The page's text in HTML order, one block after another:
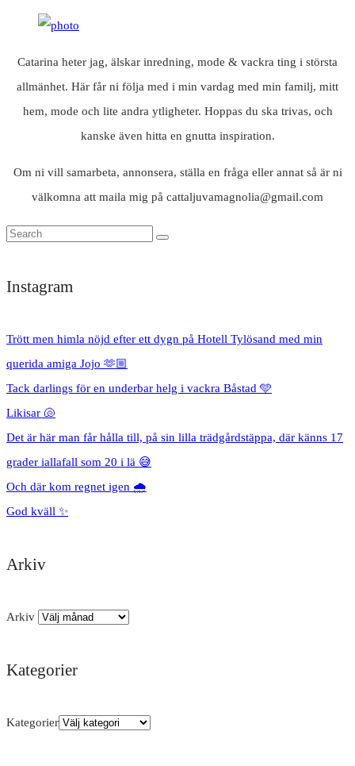
Catarina heter jag, älskar inredning, mode & vackra ting i största
allmänhet. Här får ni följa med i min vardag med min familj, mitt
hem, mode och lite andra ytligheter. Hoppas du ska trivas, och
kanske även hitta en gnutta inspiration.
Om ni vill samarbeta, annonsera, ställa en fråga eller annat så är ni
välkomna att maila mig på cattaljuvamagnolia@gmail.com
Instagram
Trött men himla nöjd efter ett dygn på Hotell Tylösand med min
querida amiga Jojo 🫶🏼
Tack darlings för en underbar helg i vackra Båstad 🩵
Likisar 🐚
Det är här man får hålla till, på sin lilla trädgårdstäppa, där känns 17
grader iallafall som 20 i lä 😅
Och där kom regnet igen 🌧️
God kväll ✨
Arkiv
Arkiv
Kategorier
Kategorier